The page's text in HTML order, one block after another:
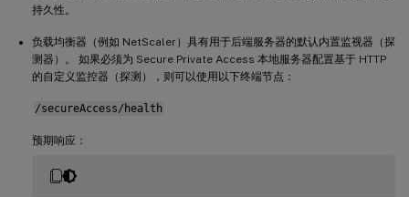
持久性。
负载均衡器（例如 NetScaler）具有用于后端服务器的默认内置监视器（探
测器）。 如果必须为 Secure Private Access 本地服务器配置基于 HTTP
的自定义监控器（探测），则可以使用以下终端节点：
/secureAccess/health
预期响应：